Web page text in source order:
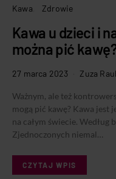
Kawa Zdrowie
Kawa u dzieci i
można pić
27 marca 2023 Zuza
Ważnym, ale też
mogą pić kawę? Kawa jest
na całym świecie. Według
Zjednoczonych niemal…
CZYTAJ WPIS